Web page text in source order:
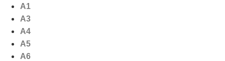
naar
inhoud
A1
A3
A4
A5
A6